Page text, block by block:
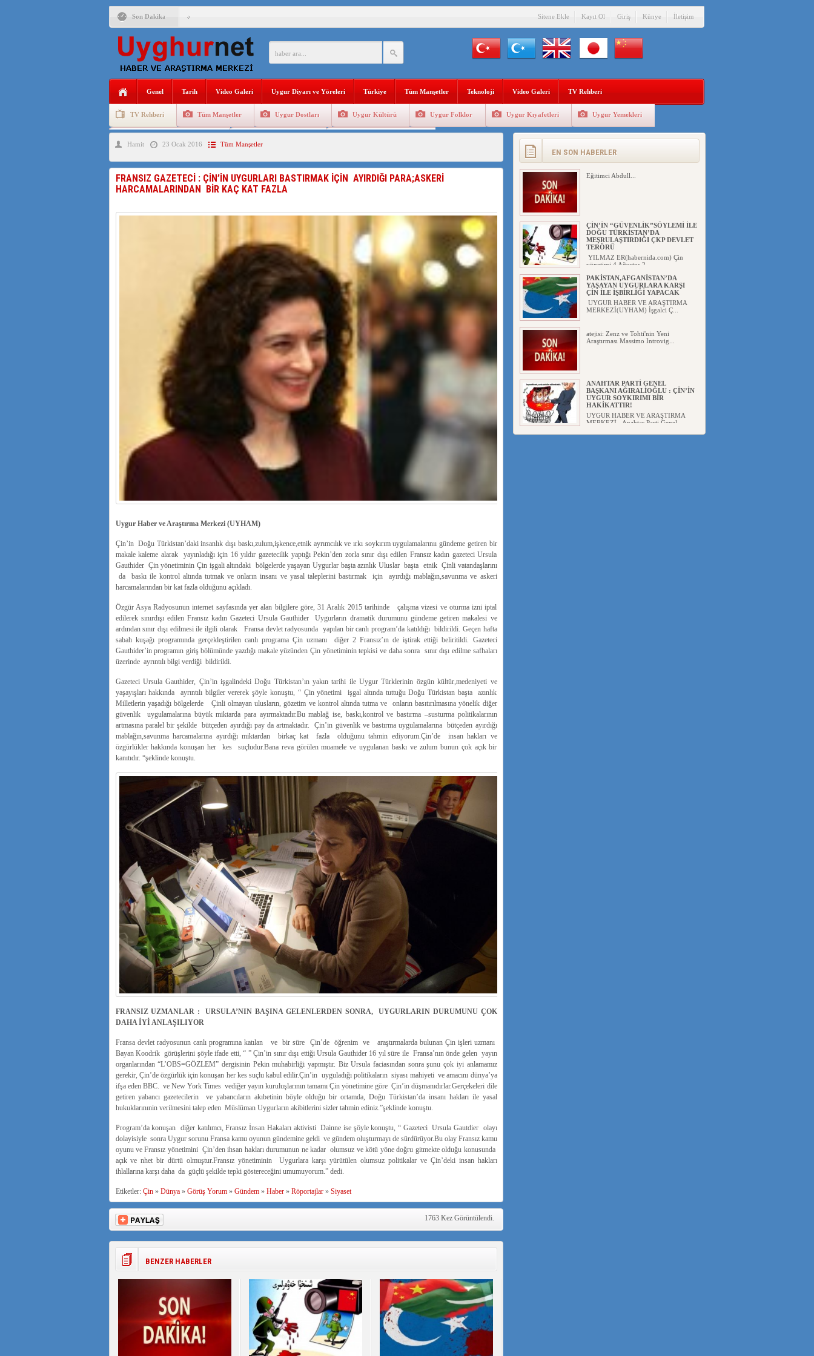
Son Dakika
ÇİN’İN “GÜVENLİK”SÖYLEMİ İLE DOĞU TÜRKİSTAN’DA MEŞRULAŞTIRDIĞI ÇKP DEVLET TERÖRÜ
PAKİSTAN,AFGANİSTAN’DA YAŞAYAN UYGURLARA KARŞI ÇİN İLE İŞBİRLİĞİ YAPACAK
ANAHTAR PARTİ GENEL BAŞKANI AĞIRALİOĞLU : ÇİN’İN UYGUR SOYKIRIMI BİR HAKİKATTIR!
DİYANET AKADEMİSİ BAŞKANI DOÇ.DR.KAAN : DOĞU TÜRKİSTAN BİZİM KIRMIZI ÇİZGİMİZDİR!”
150 YILDIR KAYNAYAN YARAMIZ : ÇİN İŞGALİNDEKİ DOĞU TÜRKİSTAN
ÇİN’İN UYGUR POLİTİKALARINI ÖVEN DİYANET AKADEMİSİ BAŞKANI’NA TEPKİLER SÜRÜYOR
Sitene Ekle Kayıt Ol Giriş Künye İletişim
Genel Tarih Video Galeri Uygur Diyarı ve Yöreleri Türkiye Tüm Manşetler Teknoloji Video Galeri TV Rehberi
TV Rehberi Tüm Manşetler Uygur Dostları Uygur Kültürü Uygur Folklor Uygur Kıyafetleri Uygur Yemekleri
Uygurlarda Düğün ve Cenaze
Hamit 23 Ocak 2016 Tüm Manşetler
FRANSIZ GAZETECİ : ÇİN’İN UYGURLARI BASTIRMAK İÇİN AYIRDIĞI PARA;ASKERİ
HARCAMALARINDAN BİR KAÇ KAT FAZLA
Uygur Haber ve Araştırma Merkezi (UYHAM)
Çin’in Doğu Türkistan’daki insanlık dışı baskı,zulum,işkence,etnik ayrımcılık ve ırkı soykırım uygulamalarınıı gündeme getiren bir
makale kaleme alarak yayınladığı için 16 yıldır gazetecilik yaptığı Pekin’den zorla sınır dışı edilen Fransız kadın gazeteci Ursula
Gauthider Çin yönetiminin Çin işgali altındaki bölgelerde yaşayan Uygurlar başta azınlık Uluslar başta etnik Çinli vatandaşlarını
da baskı ile kontrol altında tutmak ve onların insanı ve yasal taleplerini bastırmak için ayırdığı mablağın,savunma ve askeri
harcamalarından bir kat fazla olduğunu açıkladı.
Özgür Asya Radyosunun internet sayfasında yer alan bilgilere göre, 31 Aralık 2015 tarihinde çalışma vizesi ve oturma izni iptal
edilerek sınırdışı edilen Fransız kadın Gazeteci Ursula Gauthider Uygurların dramatik durumunu gündeme getiren makalesi ve
ardından sınır dışı edilmesi ile ilgili olarak Fransa devlet radyosunda yapılan bir canlı program’da katıldığı bildirildi. Geçen hafta
sabah kuşağı programında gerçekleştirilen canlı programa Çin uzmanı diğer 2 Fransız’ın de iştirak ettiği beliritildi. Gazeteci
Gauthider’in programın giriş bölümünde yazdığı makale yüzünden Çin yönetiminin tepkisi ve daha sonra sınır dışı edilme safhaları
üzerinde ayrıntılı bilgi verdiği bildirildi.
Gazeteci Ursula Gauthider, Çin’in işgalindeki Doğu Türkistan’ın yakın tarihi ile Uygur Türklerinin özgün kültür,medeniyeti ve
yaşayışları hakkında ayrıntılı bilgiler vererek şöyle konuştu, “ Çin yönetimi işgal altında tuttuğu Doğu Türkistan başta azınlık
Milletlerin yaşadığı bölgelerde Çinli olmayan ulusların, gözetim ve kontrol altında tutma ve onların basıtırılmasına yönelik diğer
güvenlik uygulamalarına büyük miktarda para ayırmaktadır.Bu mablağ ise, baskı,kontrol ve bastırma –susturma politikalarının
artmasına paralel bir şekilde bütçeden ayırdığı pay da artmaktadır. Çin’in güvenlik ve bastırma uygulamalarına bütçeden ayırdığı
mablağın,savunma harcamalarına ayırdığı miktardan birkaç kat fazla olduğunu tahmin ediyorum.Çin’de insan hakları ve
özgürlükler hakkında konuşan her kes suçludur.Bana reva görülen muamele ve uygulanan baskı ve zulum bunun çok açık bir
kanıtıdır. “şeklinde konuştu.
FRANSIZ UZMANLAR : URSULA’NIN BAŞINA GELENLERDEN SONRA, UYGURLARIN DURUMUNU ÇOK
DAHA İYİ ANLAŞILIYOR
Fransa devlet radyosunun canlı programına katılan ve bir süre Çin’de öğrenim ve araştırmalarda bulunan Çin işleri uzmanı
Bayan Koodrik görüşlerini şöyle ifade etti, “ ” Çin’in sınır dışı ettiği Ursula Gauthider 16 yıl süre ile Fransa’nın önde gelen yayın
organlarından “L’OBS=GÖZLEM” dergisinin Pekin muhabirliği yapmıştır. Biz Ursula faciasından sonra şunu çok iyi anlamamız
gerekir, Çin’de özgürlük için konuşan her kes suçlu kabul edilir.Çin’in uyguladığı politikaların siyası mahiyeti ve amacını dünya’ya
ifşa eden BBC. ve New York Times vediğer yayın kuruluşlarının tamamı Çin yönetimine göre Çin’in düşmanıdırlar.Gerçekeleri dile
getiren yabancı gazetecilerin ve yabancıların akıbetinin böyle olduğu bir ortamda, Doğu Türkistan’da insanı hakları ile yasal
hukuklarınınin verilmesini talep eden Müslüman Uygurların akibitlerini sizler tahmin ediniz.”şeklinde konuştu.
Program’da konuşan diğer katılımcı, Fransız İnsan Hakaları aktivisti Dainne ise şöyle konuştu, “ Gazeteci Ursula Gautdier olayı
dolayisiyle sonra Uygur sorunu Fransa kamu oyunun gündemine geldi ve gündem oluşturmayı de sürdürüyor.Bu olay Fransız kamu
oyunu ve Fransız yönetimini Çin’den ihsan hakları durumunun ne kadar olumsuz ve kötü yöne doğru gitmekte olduğu konusunda
açık ve nhet bir dürtü olmuştur.Fransız yönetiminin Uygurlara karşı yürütülen olumsuz politikalar ve Çin’deki insan hakları
ihlallarına karşı daha da güçlü şekilde tepki göstereceğini umumuyorum.” dedi.
Etiketler: Çin» Dünya» Görüş Yorum» Gündem» Haber» Röportajlar» Siyaset
1763 Kez Görüntülendi.
BENZER HABERLER
EN SON HABERLER
Eğitimci Abdull...
ÇİN’İN “GÜVENLİK”SÖYLEMİ İLE
DOĞU TÜRKİSTAN’DA
MEŞRULAŞTIRDIĞI ÇKP DEVLET
TERÖRÜ
YILMAZ ER(habernida.com) Çin
yönetimi 4 Ağustos 2...
PAKİSTAN,AFGANİSTAN’DA
YAŞAYAN UYGURLARA KARŞI
ÇİN İLE İŞBİRLİĞİ YAPACAK
UYGUR HABER VE ARAŞTIRMA
MERKEZİ(UYHAM) İşgalci Ç...
atejisi: Zenz ve Tohti'nin Yeni
Araştırması Massimo Introvig...
ANAHTAR PARTİ GENEL
BAŞKANI AĞIRALİOĞLU : ÇİN’İN
UYGUR SOYKIRIMI BİR
HAKİKATTIR!
UYGUR HABER VE ARAŞTIRMA
MERKEZİ Anahtar Parti Genel
ÇİN’İN DOĞU TÜRKİSTAN’DAKİ